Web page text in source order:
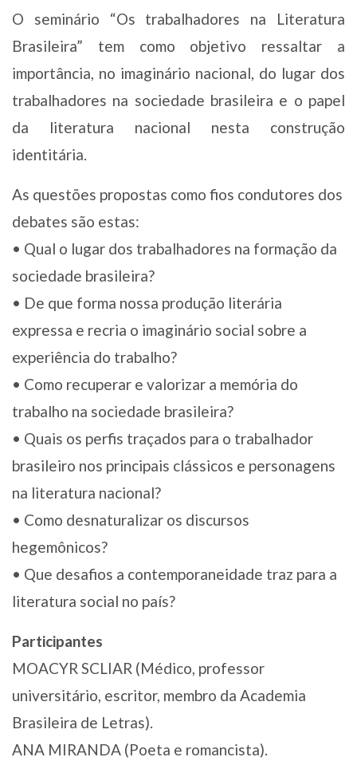
O seminário “Os trabalhadores na Literatura
Brasileira” tem como objetivo ressaltar a
importância, no imaginário nacional, do lugar dos
trabalhadores na sociedade brasileira e o papel
da literatura nacional nesta construção
identitária.
As questões propostas como fios condutores dos
debates são estas:
• Qual o lugar dos trabalhadores na formação da
sociedade brasileira?
• De que forma nossa produção literária
expressa e recria o imaginário social sobre a
experiência do trabalho?
• Como recuperar e valorizar a memória do
trabalho na sociedade brasileira?
• Quais os perfis traçados para o trabalhador
brasileiro nos principais clássicos e personagens
na literatura nacional?
• Como desnaturalizar os discursos
hegemônicos?
• Que desafios a contemporaneidade traz para a
literatura social no país?
Participantes
MOACYR SCLIAR (Médico, professor
universitário, escritor, membro da Academia
Brasileira de Letras).
ANA MIRANDA (Poeta e romancista).